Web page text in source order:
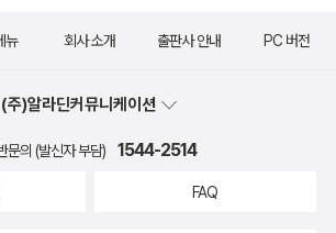
뉴 회사 소개 출판사 안내 PC 버전
(주)알라딘커뮤니케이션
문의 (발신자 부담) 1544-2514
FAQ